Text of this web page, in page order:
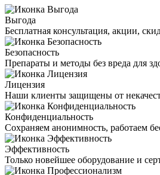
Выгода
Бесплатная консультация, акции,
Безопасность
Препараты и методы без вреда для
Лицензия
Наши клиенты защищены от
Конфиденциальность
Сохраняем анонимность, работаем
Эффективность
Только новейшее оборудование и